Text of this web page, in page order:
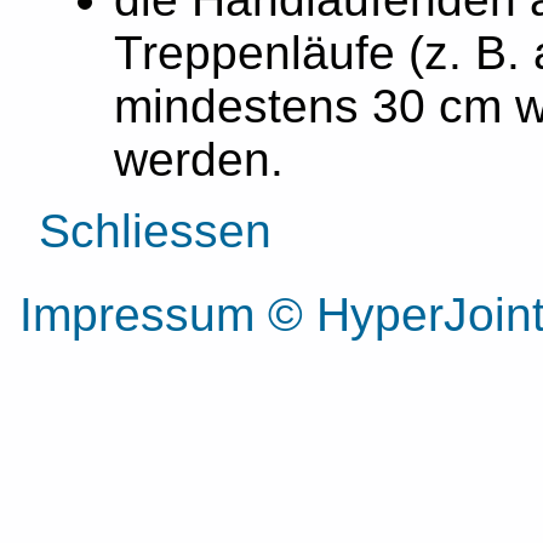
Treppenläufe (z. B.
mindestens 30 cm
werden.
Schliessen
Impressum ©